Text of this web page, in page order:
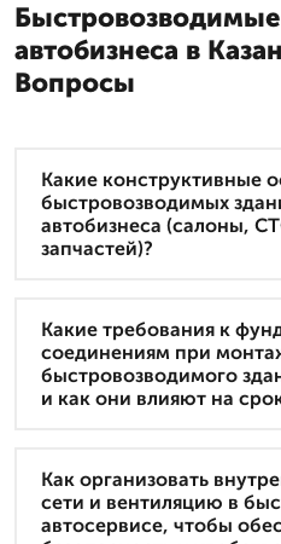
автобизнеса в
Вопросы
Какие конструктивные
быстровозводимых
автобизнеса (салоны,
запчастей)?
Какие требования к
соединениям при
быстровозводимого
и как они влияют на
Как организовать
сети и вентиляцию в
автосервисе, чтобы